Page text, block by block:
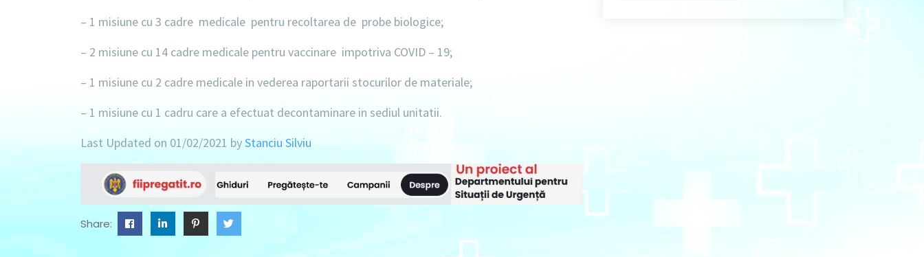
– 1 misiune cu 3 cadre medicale pentru recoltarea de probe biologice;
– 2 misiune cu 14 cadre medicale pentru vaccinare impotriva COVID – 19;
– 1 misiune cu 2 cadre medicale in vederea raportarii stocurilor de materiale;
– 1 misiune cu 1 cadru care a efectuat decontaminare in sediul unitatii.
Last Updated on 01/02/2021 byStanciu Silviu
Share: